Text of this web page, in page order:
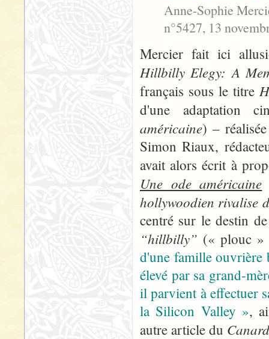
Anne-Sophie
n°5427, 13
Mercier fait ici
Hillbilly Elegy: A
français sous le titre
d'une adaptation
américaine) –
Simon Riaux,
avait alors écrit à
Une ode américaine
hollywoodien rivalise
centré sur le destin
“hillbilly” (« plouc »
d'une famille ouvrière
élevé par sa grand-
il parvient à effectuer
la Silicon Valley »,
autre article du Canard